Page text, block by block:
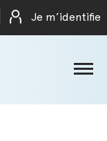
Je m’identifie